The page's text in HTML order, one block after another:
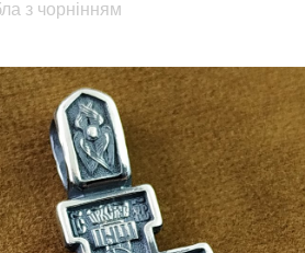
з чорнінням